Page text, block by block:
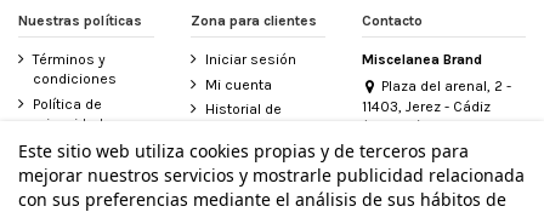
Nuestras políticas
Términos y
condiciones
Política de
privacidad
Aviso legal
Política de
cookies
Zona para clientes
Iniciar sesión
Mi cuenta
Historial de
Contacte con
nosotros
Derecho de
Contacto
Miscelanea Brand
Plaza del arenal, 2 -
11403, Jerez - Cádiz
(España)
956 155 340
info@miscelanea.online
Este sitio web utiliza cookies propias y de terceros para
mejorar nuestros servicios y mostrarle publicidad relacionada
con sus preferencias mediante el análisis de sus hábitos de